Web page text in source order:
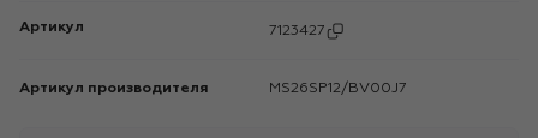
Артикул 7123427
Артикул производителя MS26SP12/BV00J7